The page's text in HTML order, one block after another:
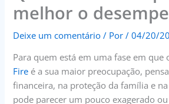
melhor o
Deixe um comentário / Por/04/20/
Para quem está em uma fase em que
Fire é a sua maior preocupação,
financeira, na proteção da família e
pode parecer um pouco exagerado